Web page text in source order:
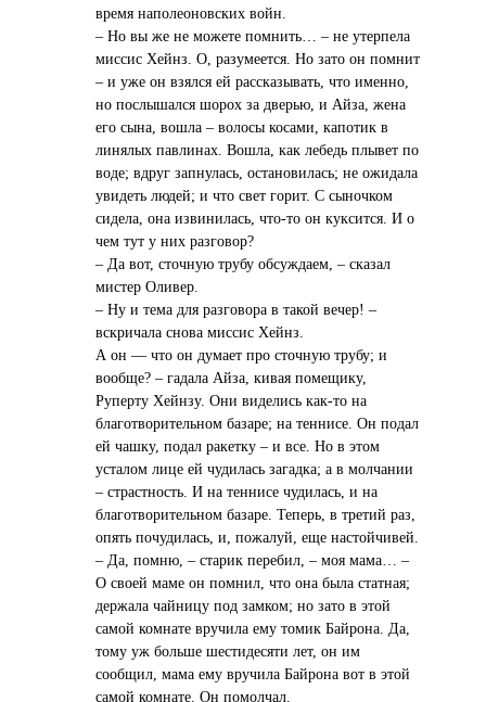
время наполеоновских войн.
– Но вы же не можете помнить… – не утерпела
миссис Хейнз. О, разумеется. Но зато он помнит
– и уже он взялся ей рассказывать, что именно,
но послышался шорох за дверью, и Айза, жена
его сына, вошла – волосы косами, капотик в
линялых павлинах. Вошла, как лебедь плывет по
воде; вдруг запнулась, остановилась; не ожидала
увидеть людей; и что свет горит. С сыночком
сидела, она извинилась, что-то он куксится. И о
чем тут у них разговор?
– Да вот, сточную трубу обсуждаем, – сказал
мистер Оливер.
– Ну и тема для разговора в такой вечер! –
вскричала снова миссис Хейнз.
А он — что он думает про сточную трубу; и
вообще? – гадала Айза, кивая помещику,
Руперту Хейнзу. Они виделись как-то на
благотворительном базаре; на теннисе. Он подал
ей чашку, подал ракетку – и все. Но в этом
усталом лице ей чудилась загадка; а в молчании
– страстность. И на теннисе чудилась, и на
благотворительном базаре. Теперь, в третий раз,
опять почудилась, и, пожалуй, еще настойчивей.
– Да, помню, – старик перебил, – моя мама… –
О своей маме он помнил, что она была статная;
держала чайницу под замком; но зато в этой
самой комнате вручила ему томик Байрона. Да,
тому уж больше шестидесяти лет, он им
сообщил, мама ему вручила Байрона вот в этой
самой комнате. Он помолчал.